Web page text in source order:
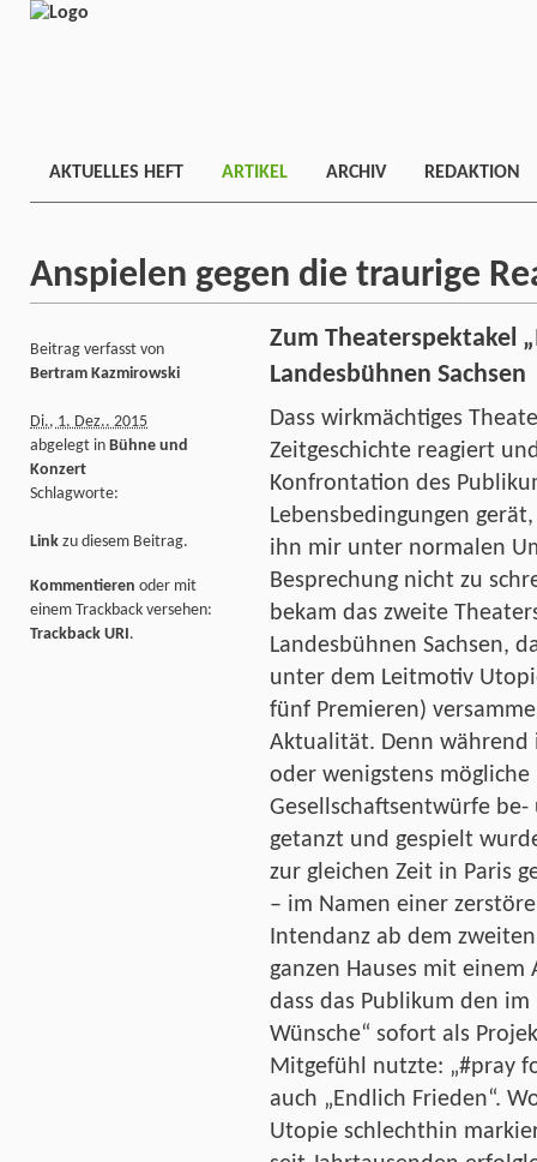
AKTUELLES HEFT ARTIKEL ARCHIV REDAKTION
Anspielen gegen die traurige
Zum Theaterspektakel
Landesbühnen Sachsen
Dass wirkmächtiges
Zeitgeschichte reagiert
Konfrontation des
Lebensbedingungen
ihn mir unter normalen
Besprechung nicht zu
bekam das zweite
Landesbühnen Sachsen,
unter dem Leitmotiv
fünf Premieren)
Aktualität. Denn während
oder wenigstens mögliche
Gesellschaftsentwürfe be-
getanzt und gespielt
zur gleichen Zeit in Paris
– im Namen einer
Intendanz ab dem
ganzen Hauses mit einem
dass das Publikum den
Wünsche“ sofort als
Mitgefühl nutzte: „#pray
auch „Endlich Frieden“.
Utopie schlechthin
Beitrag verfasst von
Bertram Kazmirowski
Di., 1. Dez.. 2015
abgelegt in Bühne und
Konzert
Schlagworte:
Link zu diesem Beitrag.
Kommentieren oder mit
einem Trackback versehen:
Trackback URI.